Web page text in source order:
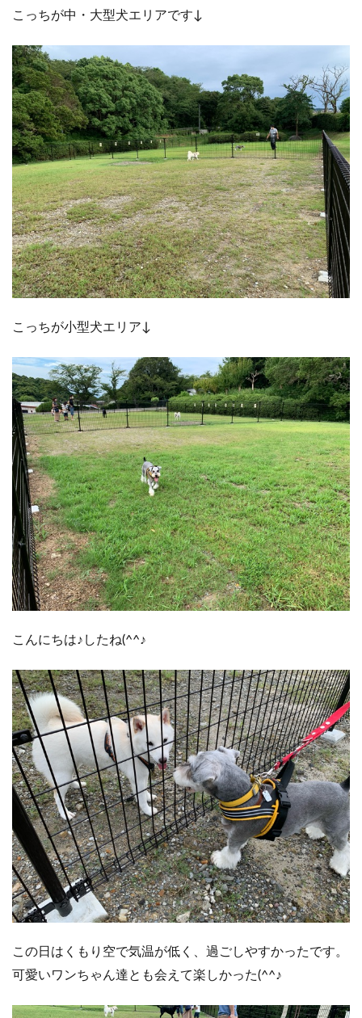
こっちが中・大型犬エリアです↓
こっちが小型犬エリア↓
こんにちは♪したね(^^♪
この日はくもり空で気温が低く、過ごしやすかったです。
可愛いワンちゃん達とも会えて楽しかった(^^♪